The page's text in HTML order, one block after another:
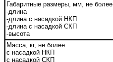
Габаритные размеры, мм, не более
-длина
-длина с насадкой НКП
-длина с насадкой СКП
-высота
Масса, кг, не более
с насадкой НКП
с насадкой СКП